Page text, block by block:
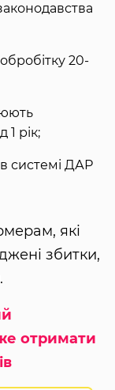
20-
1 рік;
системі ДАР
які
збитки,
отримати